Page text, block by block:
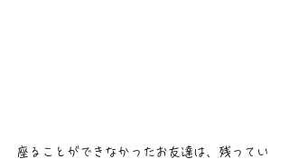
座ることができなかったお友達は、残ってい